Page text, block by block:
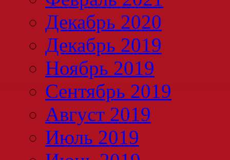
Декабрь 2020
Декабрь 2019
Ноябрь 2019
Сентябрь 2019
Август 2019
Июль 2019